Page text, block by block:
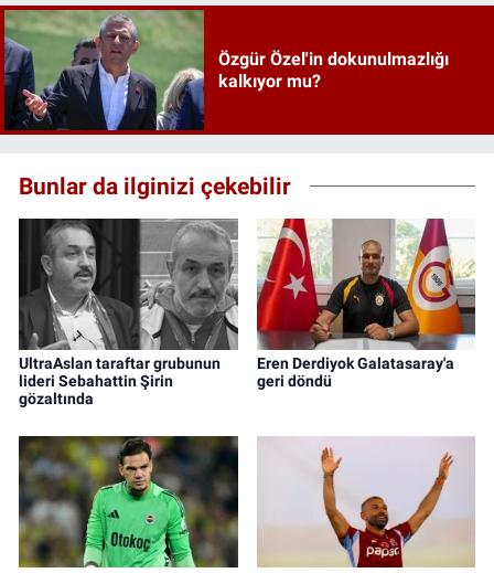
Özgür Özel'in dokunulmazlığı
kalkıyor mu?
Bunlar da ilginizi çekebilir
UltraAslan taraftar grubunun
lideri Sebahattin Şirin
gözaltında
Eren Derdiyok Galatasaray'a
geri döndü